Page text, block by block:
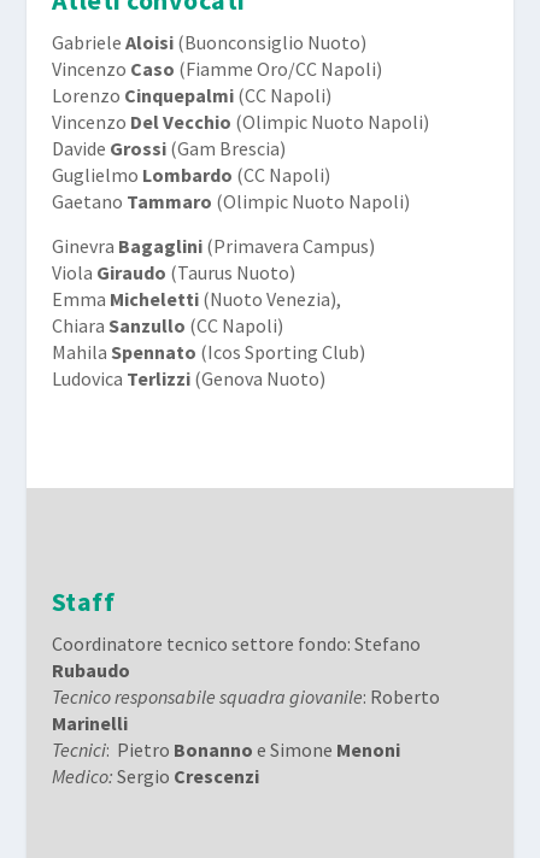
Gabriele Aloisi(Buonconsiglio Nuoto)
Vincenzo Caso (Fiamme Oro/CC Napoli)
Lorenzo Cinquepalmi(CC Napoli)
Vincenzo Del Vecchio (Olimpic Nuoto Napoli)
Davide Grossi(Gam Brescia)
Guglielmo Lombardo (CC Napoli)
Gaetano Tammaro (Olimpic Nuoto Napoli)
Ginevra Bagaglini(Primavera Campus)
Viola Giraudo (Taurus Nuoto)
Emma Micheletti(Nuoto Venezia),
Chiara Sanzullo (CC Napoli)
Mahila Spennato (Icos Sporting Club)
Ludovica Terlizzi(Genova Nuoto)
Staff
Coordinatore tecnico settore fondo: Stefano
Rubaudo
Tecnico responsabile squadra giovanile: Roberto
Marinelli
Tecnici: Pietro Bonanno e Simone Menoni
Medico: Sergio Crescenzi